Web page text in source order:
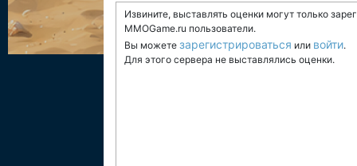
Извините, выставлять оценки могут только
MMOGame.ru пользователи.
Вы можете зарегистрироваться или войти.
Для этого сервера не выставлялись оценки.